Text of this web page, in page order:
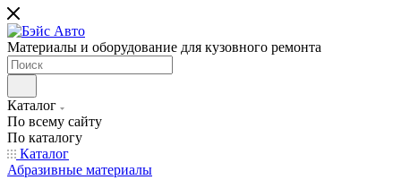
Материалы и оборудование для кузовного ремонта
Каталог
По всему сайту
По каталогу
Каталог
Абразивные материалы